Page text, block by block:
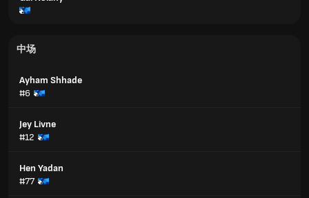
中场
Ayham Shhade
#6
Jey Livne
#12
Hen Yadan
#77